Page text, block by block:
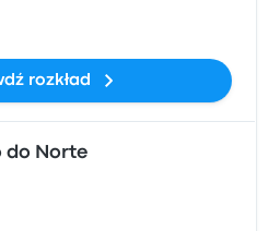
rozkład
do Norte